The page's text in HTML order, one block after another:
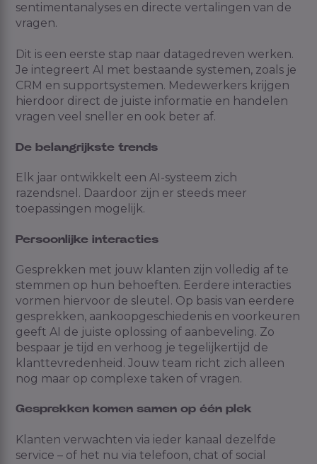
sentimentanalyses en directe vertalingen van de
vragen.
Dit is een eerste stap naar datagedreven werken.
Je integreert AI met bestaande systemen, zoals je
CRM en supportsystemen. Medewerkers krijgen
hierdoor direct de juiste informatie en handelen
vragen veel sneller en ook beter af.
De belangrijkste trends
Elk jaar ontwikkelt een AI-systeem zich
razendsnel. Daardoor zijn er steeds meer
toepassingen mogelijk.
Persoonlijke interacties
Gesprekken met jouw klanten zijn volledig af te
stemmen op hun behoeften. Eerdere interacties
vormen hiervoor de sleutel. Op basis van eerdere
gesprekken, aankoopgeschiedenis en voorkeuren
geeft AI de juiste oplossing of aanbeveling. Zo
bespaar je tijd en verhoog je tegelijkertijd de
klanttevredenheid. Jouw team richt zich alleen
nog maar op complexe taken of vragen.
Gesprekken komen samen op één plek
Klanten verwachten via ieder kanaal dezelfde
service – of het nu via telefoon, chat of social